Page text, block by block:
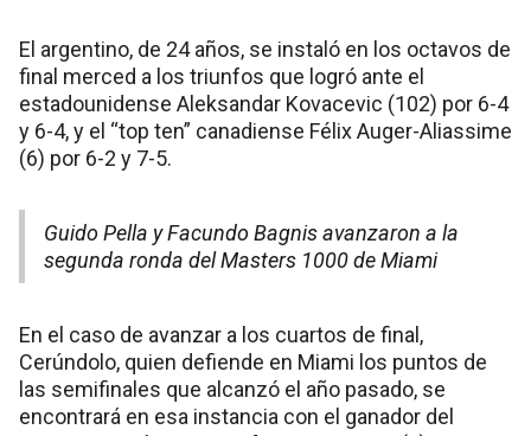
El argentino, de 24 años, se instaló en los octavos de
final merced a los triunfos que logró ante el
estadounidense Aleksandar Kovacevic (102) por 6-4
y 6-4, y el “top ten” canadiense Félix Auger-Aliassime
(6) por 6-2 y 7-5.
Guido Pella y Facundo Bagnis avanzaron a la
segunda ronda del Masters 1000 de Miami
En el caso de avanzar a los cuartos de final,
Cerúndolo, quien defiende en Miami los puntos de
las semifinales que alcanzó el año pasado, se
encontrará en esa instancia con el ganador del